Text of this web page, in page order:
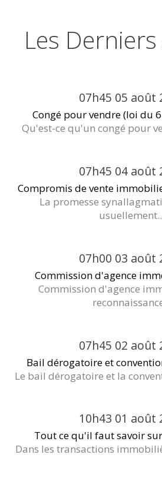
Les
07h45 05 août
Congé pour vendre (loi du
Qu'est-ce qu'un congé pour
07h45 04 août
Compromis de vente
La promesse
07h00 03 août
Commission d'agence
Commission d'agence
07h45 02 août
Bail dérogatoire et
Le bail dérogatoire et la
10h43 01 août
Tout ce qu'il faut savoir
Dans les transactions